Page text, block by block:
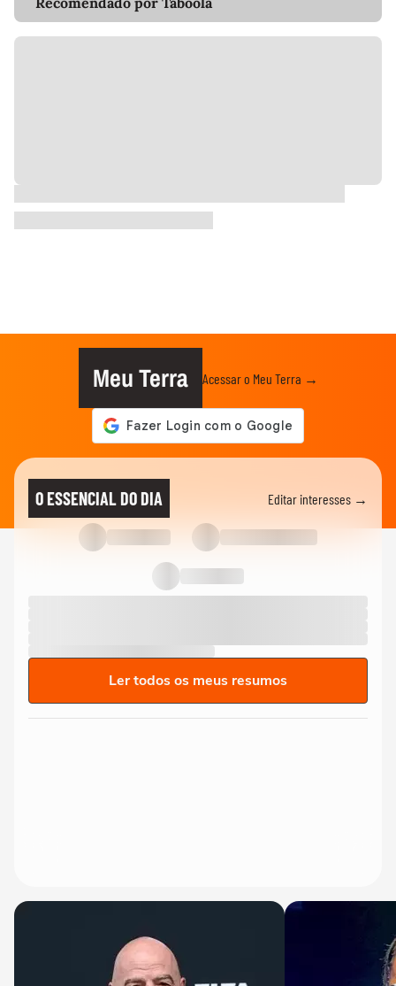
Meu Terra Acessar o Meu Terra →
O ESSENCIAL DO DIA Editar interesses →
Ler todos os meus resumos